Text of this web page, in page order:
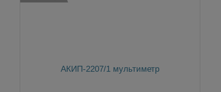
АКИП-2207/1 мультиметр